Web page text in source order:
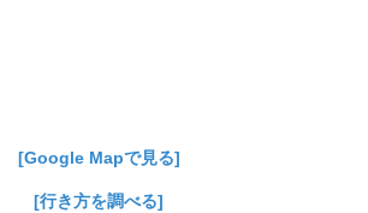
[Google Mapで見る]
[行き方を調べる]